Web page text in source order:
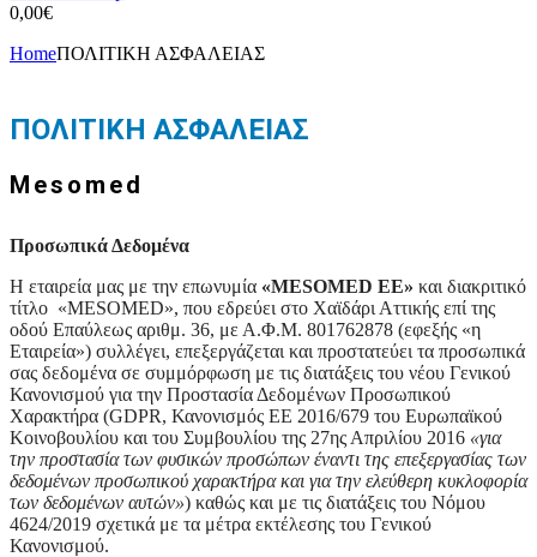
0,00€
HomeΠΟΛΙΤΙΚΗ ΑΣΦΑΛΕΙΑΣ
ΠΟΛΙΤΙΚΗ ΑΣΦΑΛΕΙΑΣ
Mesomed
Προσωπικά Δεδομένα
Η εταιρεία μας με την επωνυμία «MESOMED EE» και διακριτικό
τίτλο «MESOMED», που εδρεύει στο Χαϊδάρι Αττικής επί της
οδού Επαύλεως αριθμ. 36, με Α.Φ.Μ. 801762878 (εφεξής «η
Εταιρεία») συλλέγει, επεξεργάζεται και προστατεύει τα προσωπικά
σας δεδομένα σε συμμόρφωση με τις διατάξεις του νέου Γενικού
Κανονισμού για την Προστασία Δεδομένων Προσωπικού
Χαρακτήρα (GDPR, Κανονισμός ΕΕ 2016/679 του Ευρωπαϊκού
Κοινοβουλίου και του Συμβουλίου της 27ης Απριλίου 2016 «για
την προστασία των φυσικών προσώπων έναντι της επεξεργασίας των
δεδομένων προσωπικού χαρακτήρα και για την ελεύθερη κυκλοφορία
των δεδομένων αυτών») καθώς και με τις διατάξεις του Νόμου
4624/2019 σχετικά με τα μέτρα εκτέλεσης του Γενικού
Κανονισμού.